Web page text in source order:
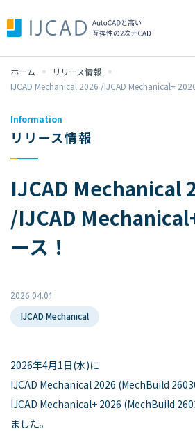
ホーム
リリース情報
IJCAD Mechanical 2026 /IJCAD Mechanical+
Information
リリース情報
IJCAD Mechanical
/IJCAD
ース！
2026.04.01
IJCAD Mechanical
2026年4月1日(水)に
IJCAD Mechanical 2026 (MechBuild
IJCAD Mechanical+ 2026 (MechBuild
ました。